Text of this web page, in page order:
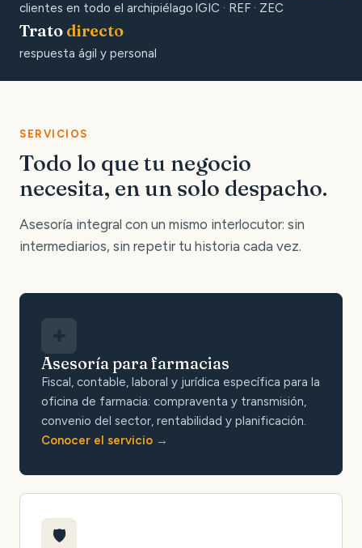
clientes en todo el archipiélago IGIC · REF · ZEC
Trato directo
respuesta ágil y personal
SERVICIOS
Todo lo que tu negocio
necesita, en un solo despacho.
Asesoría integral con un mismo interlocutor: sin
intermediarios, sin repetir tu historia cada vez.
Asesoría para farmacias
Fiscal, contable, laboral y jurídica específica para la
oficina de farmacia: compraventa y transmisión,
convenio del sector, rentabilidad y planificación.
Conocer el servicio
🛡️